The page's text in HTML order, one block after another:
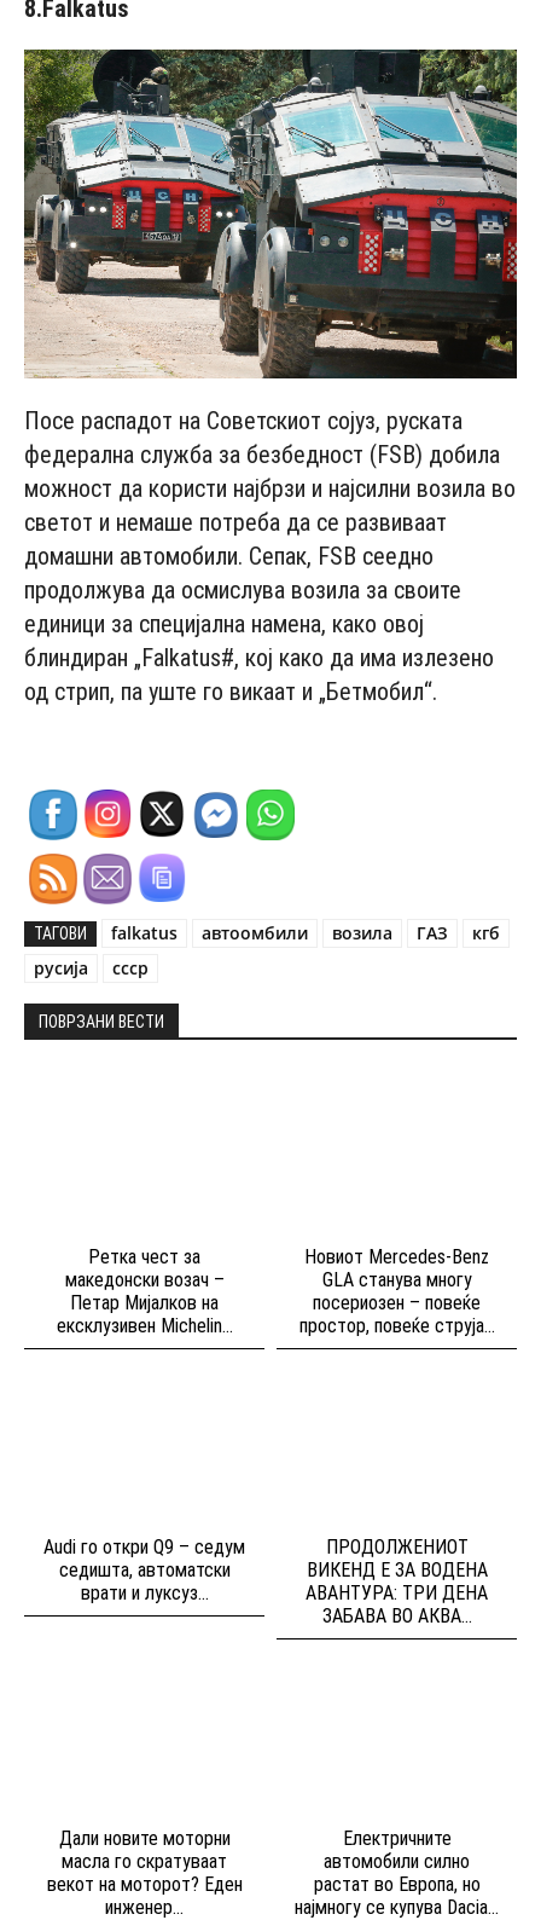
8.Falkatus
Посе распадот на Советскиот сојуз, руската
федерална служба за безбедност (FSB) добила
можност да користи најбрзи и најсилни возила во
светот и немаше потреба да се развиваат
домашни автомобили. Сепак, FSB сеедно
продолжува да осмислува возила за своите
единици за специјална намена, како овој
блиндиран „Falkatus#, кој како да има излезено
од стрип, па уште го викаат и „Бетмобил“.
ТАГОВИ falkatus автоомбили возила ГАЗ
кгб
русија
ссср
ПОВРЗАНИ ВЕСТИ
Ретка чест за
македонски возач –
Петар Мијалков на
ексклузивен Michelin...
Новиот Mercedes-Benz
GLA станува многу
посериозен – повеќе
простор, повеќе струја...
Audi го откри Q9 – седум
седишта, автоматски
врати и луксуз...
ПРОДОЛЖЕНИОТ
ВИКЕНД Е ЗА ВОДЕНА
АВАНТУРА: ТРИ ДЕНА
ЗАБАВА ВО АКВА...
Дали новите моторни
масла го скратуваат
векот на моторот? Еден
инженер...
Електричните
автомобили силно
растат во Европа, но
најмногу се купува Dacia...